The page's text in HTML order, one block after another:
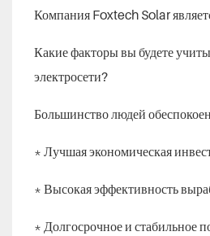
Компания Foxtech Solar
Какие факторы вы будете
электросети?
Большинство людей
* Лучшая экономическая
* Высокая эффективность
* Долгосрочное и стабильное